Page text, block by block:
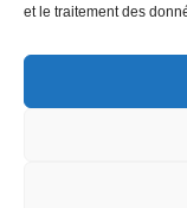
et le traitement des